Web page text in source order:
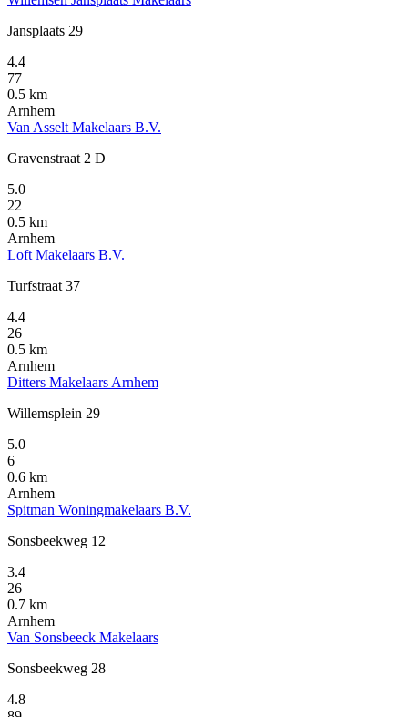
Jansplaats 29
4.4
77
0.5 km
Arnhem
Van Asselt Makelaars B.V.
Gravenstraat 2 D
5.0
22
0.5 km
Arnhem
Loft Makelaars B.V.
Turfstraat 37
4.4
26
0.5 km
Arnhem
Ditters Makelaars Arnhem
Willemsplein 29
5.0
6
0.6 km
Arnhem
Spitman Woningmakelaars B.V.
Sonsbeekweg 12
3.4
26
0.7 km
Arnhem
Van Sonsbeeck Makelaars
Sonsbeekweg 28
4.8